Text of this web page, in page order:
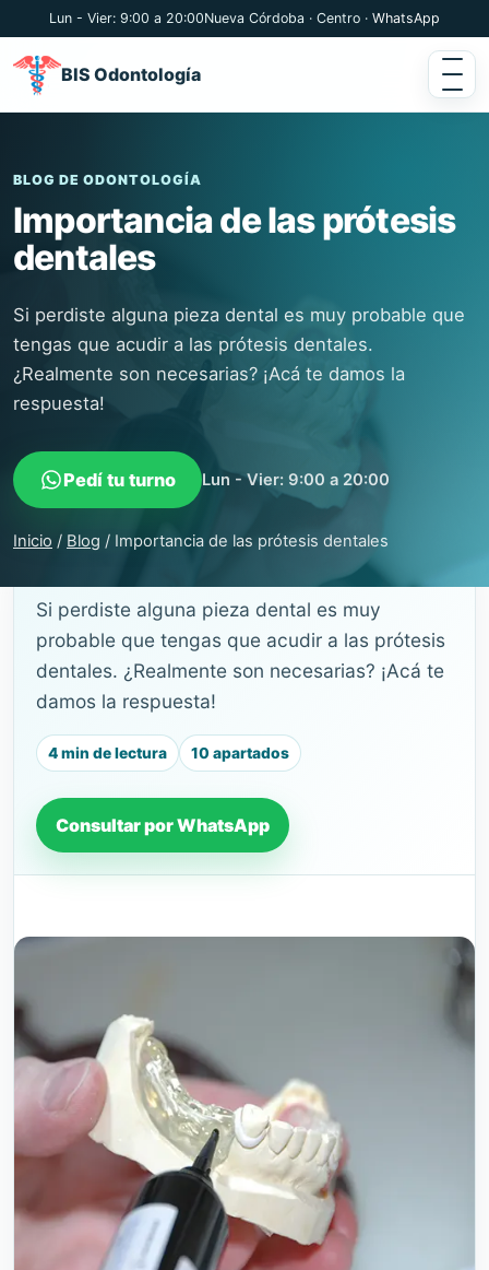
Lun - Vier: 9:00 a 20:00Nueva Córdoba · Centro · WhatsApp
BIS Odontología
BLOG DE ODONTOLOGÍA
Importancia de las prótesis
dentales
Si perdiste alguna pieza dental es muy probable que
tengas que acudir a las prótesis dentales.
¿Realmente son necesarias? ¡Acá te damos la
respuesta!
Pedí tu turno Lun - Vier: 9:00 a 20:00
Inicio / Blog / Importancia de las prótesis dentales
Si perdiste alguna pieza dental es muy
probable que tengas que acudir a las prótesis
dentales. ¿Realmente son necesarias? ¡Acá te
damos la respuesta!
4 min de lectura 10 apartados
Consultar por WhatsApp